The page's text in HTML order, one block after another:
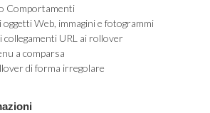
Comportamenti
oggetti Web, immagini e fotogrammi
collegamenti URL ai rollover
a comparsa
di forma irregolare